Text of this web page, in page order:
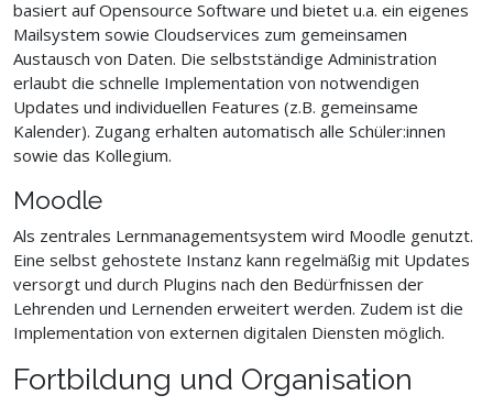
basiert auf Opensource Software und bietet u.a. ein eigenes
Mailsystem sowie Cloudservices zum gemeinsamen
Austausch von Daten. Die selbstständige Administration
erlaubt die schnelle Implementation von notwendigen
Updates und individuellen Features (z.B. gemeinsame
Kalender). Zugang erhalten automatisch alle Schüler:innen
sowie das Kollegium.
Moodle
Als zentrales Lernmanagementsystem wird Moodle genutzt.
Eine selbst gehostete Instanz kann regelmäßig mit Updates
versorgt und durch Plugins nach den Bedürfnissen der
Lehrenden und Lernenden erweitert werden. Zudem ist die
Implementation von externen digitalen Diensten möglich.
Fortbildung und Organisation